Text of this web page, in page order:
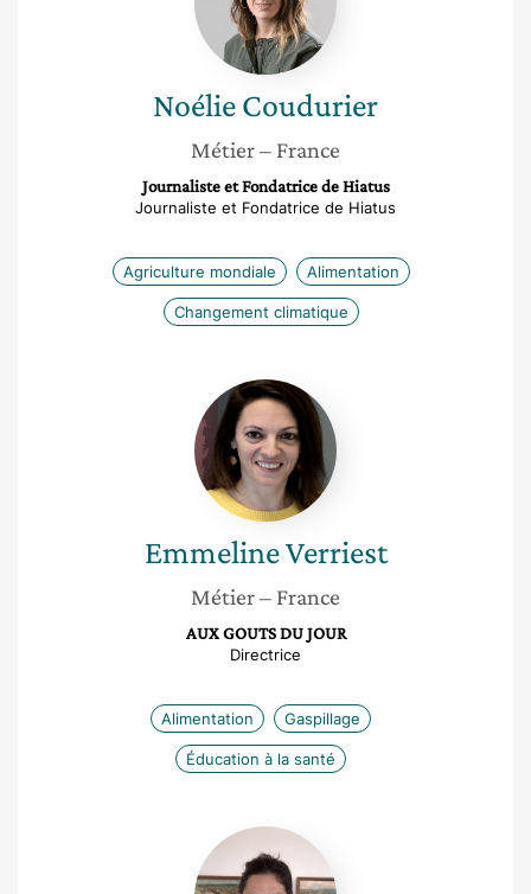
NoélieCoudurier
Métier– France
Journaliste et Fondatrice de Hiatus
Journaliste et Fondatrice de Hiatus
Agriculture mondiale Alimentation
Changement climatique
Emmeline
Verriest
EmmelineVerriest
Métier– France
AUX GOUTS DU JOUR
Directrice
Alimentation Gaspillage
Éducation à la santé
Ilona
Delouette